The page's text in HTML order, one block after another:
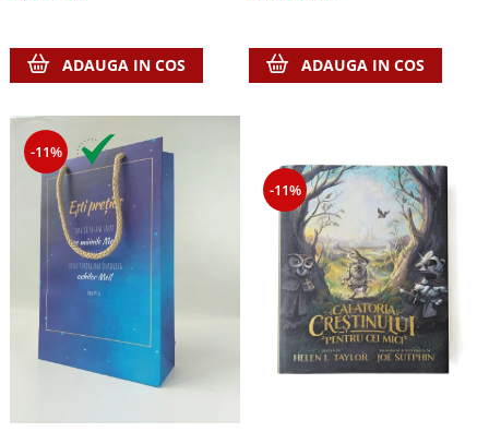
ADAUGA IN COS ADAUGA IN COS
-11%
-11%